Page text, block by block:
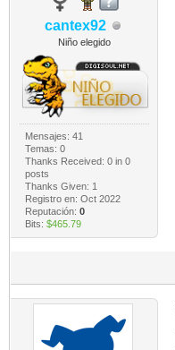
cantex92
Niño elegido
Mensajes: 41
Temas: 0
Thanks Received: 0in 0
posts
Thanks Given: 1
Registro en: Oct 2022
Reputación: 0
Bits: $465.79